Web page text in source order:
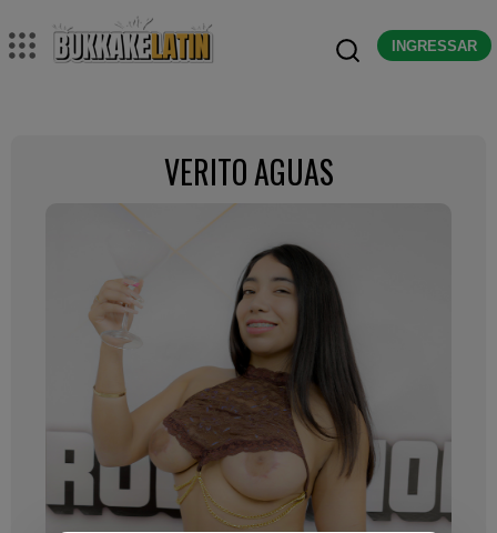
INGRESSAR
VERITO AGUAS